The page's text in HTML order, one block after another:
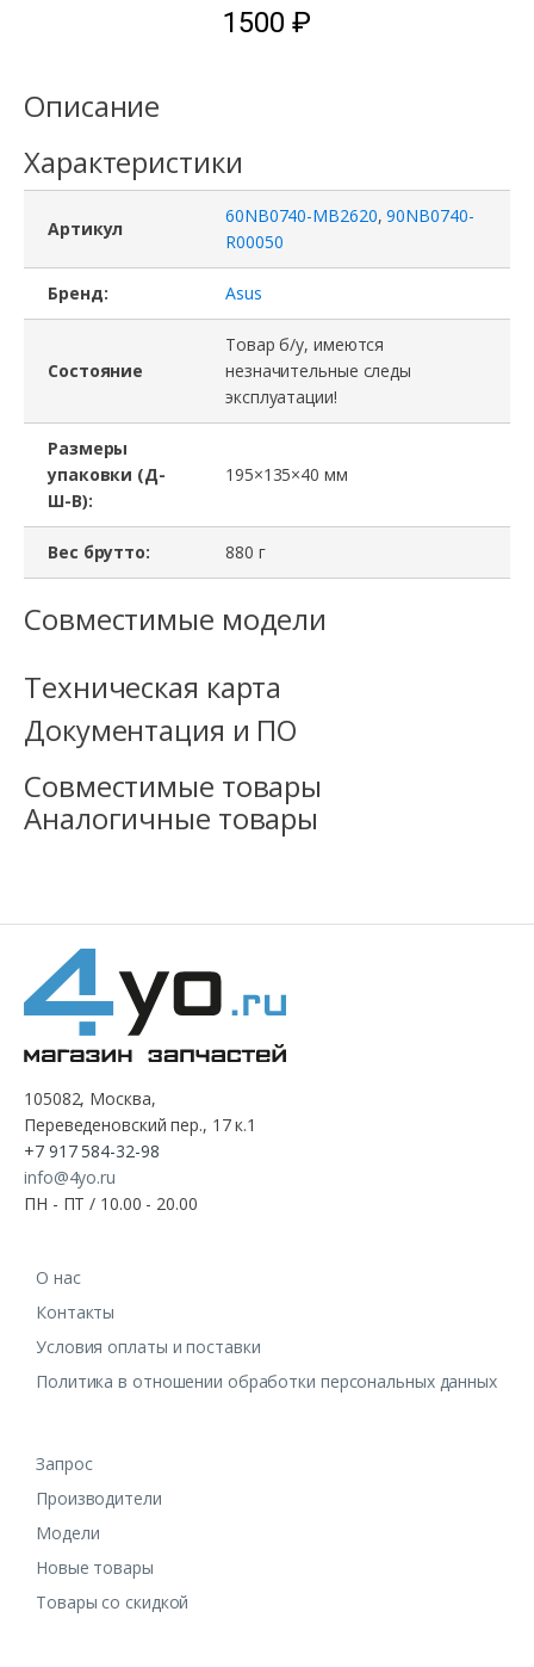
1500 ₽
Описание
Характеристики
Артикул
60NB0740-MB2620,90NB0740-
R00050
Бренд: Asus
Состояние
Товар б/у, имеются
незначительные следы
эксплуатации!
Размеры
упаковки (Д-
Ш-В):
195×135×40 мм
Вес брутто: 880 г
Совместимые модели
Техническая карта
Документация и ПО
Совместимые товары
Аналогичные товары
105082, Москва,
Переведеновский пер., 17 к.1
+7 917 584-32-98
info@4yo.ru
ПН - ПТ / 10.00 - 20.00
О нас
Контакты
Условия оплаты и поставки
Политика в отношении обработки персональных данных
Запрос
Производители
Модели
Новые товары
Товары со скидкой